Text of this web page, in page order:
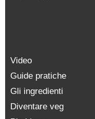
Video
Guide pratiche
Gli ingredienti
Diventare veg